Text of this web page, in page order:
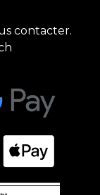
contacter.